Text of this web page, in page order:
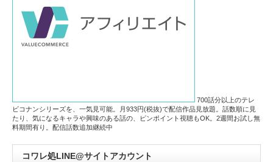
700話分以上のテレ
ビコナンシリーズを、一気見可能。月933円(税抜)で配信作品見放題。話数順に見
たり、気になるキャラや興味のある話の、ピンポイント視聴もOK。2週間お試し無
料期間有り。配信話数追加継続中
コワレ処LINE@サイトアカウント